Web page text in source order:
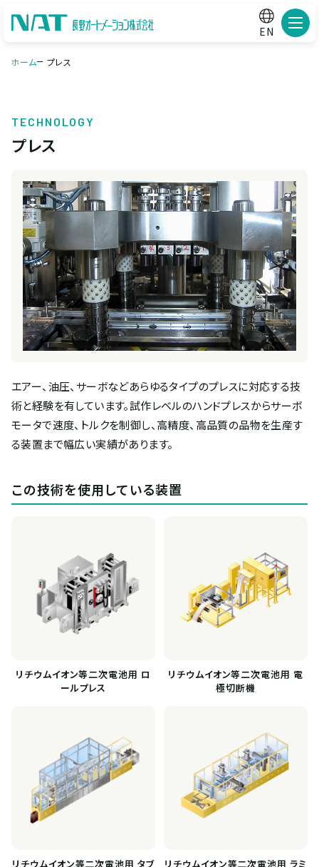
EN メニ
ホーム プレス
TECHNOLOGY
プレス
エアー、油圧、サーボなどあらゆるタイプのプレスに対応する技
術と経験を有しています。試作レベルのハンドプレスからサーボ
モータで速度、トルクを制御し、高精度、高品質の品物を生産す
る装置まで幅広い実績があります。
この技術を使用している装置
リチウムイオン等二次電池用 ロ
ールプレス
リチウムイオン等二次電池用 電
極切断機
リチウムイオン等二次電池用 タブ
リチウムイオン等二次電池用 ラミ